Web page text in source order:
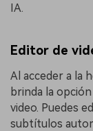
IA.
Editor de
Al acceder a la
brinda la
video. Puedes
subtítulos